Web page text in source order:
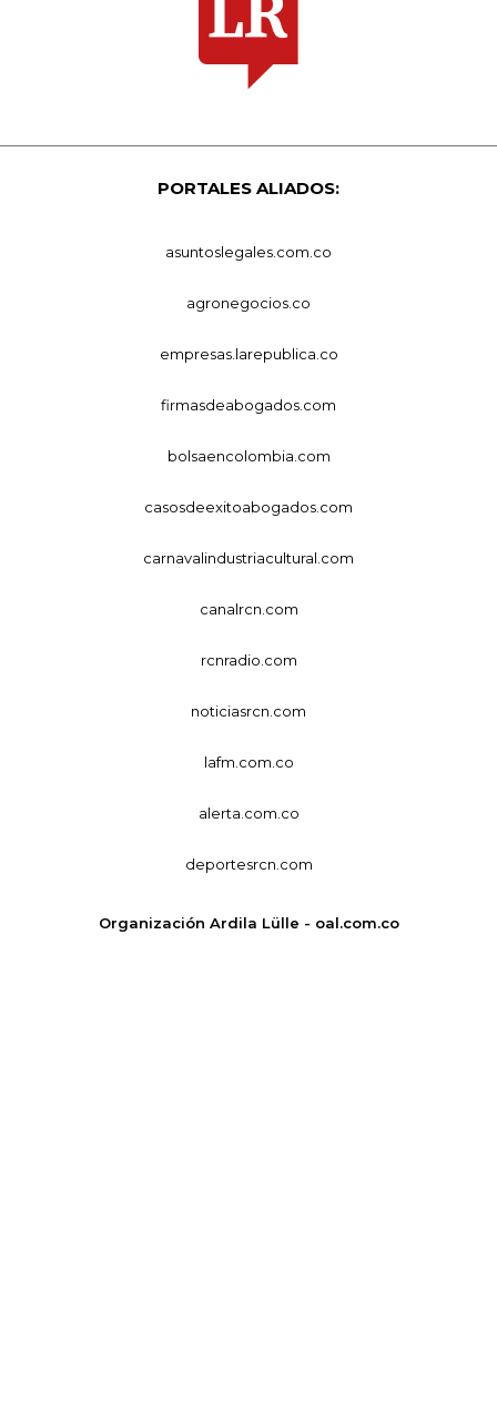
PORTALES ALIADOS:
asuntoslegales.com.co
agronegocios.co
empresas.larepublica.co
firmasdeabogados.com
bolsaencolombia.com
casosdeexitoabogados.com
carnavalindustriacultural.com
canalrcn.com
rcnradio.com
noticiasrcn.com
lafm.com.co
alerta.com.co
deportesrcn.com
Organización Ardila Lülle - oal.com.co